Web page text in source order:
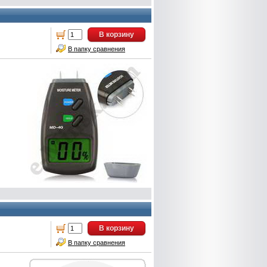
В корзину
В папку сравнения
В корзину
В папку сравнения